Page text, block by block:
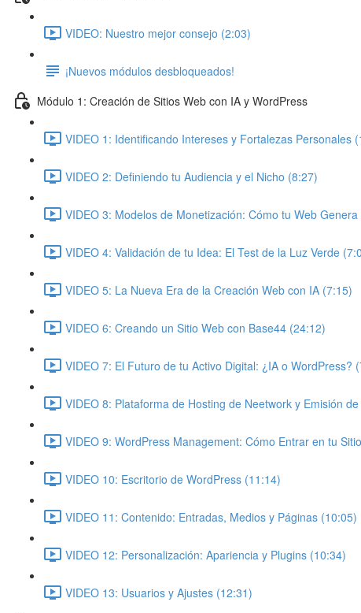
VIDEO: Nuestro mejor consejo (2:03)
¡Nuevos módulos desbloqueados!
Módulo 1: Creación de Sitios Web con IA y WordPress
VIDEO 1: Identificando Intereses y Fortalezas Personales
VIDEO 2: Definiendo tu Audiencia y el Nicho (8:27)
VIDEO 3: Modelos de Monetización: Cómo tu Web
VIDEO 4: Validación de tu Idea: El Test de la Luz Verde
VIDEO 5: La Nueva Era de la Creación Web con IA (7:15)
VIDEO 6: Creando un Sitio Web con Base44 (24:12)
VIDEO 7: El Futuro de tu Activo Digital: ¿IA o WordPress?
VIDEO 8: Plataforma de Hosting de Neetwork y Emisión
VIDEO 9: WordPress Management: Cómo Entrar en tu
VIDEO 10: Escritorio de WordPress (11:14)
VIDEO 11: Contenido: Entradas, Medios y Páginas (10:05)
VIDEO 12: Personalización: Apariencia y Plugins (10:34)
VIDEO 13: Usuarios y Ajustes (12:31)